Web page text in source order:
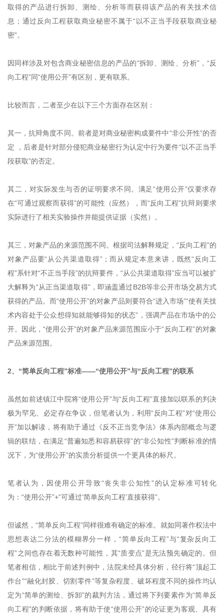
取得的产品进行拆卸、测绘、分析等而获得该产品的有关技术信
息；通过反向工程获取商业秘密不属于“以不正当手段获取商业秘
密”。
因同样涉及对包含商业秘密信息的产品的“拆卸、测绘、分析”，“反
向工程”同“使用公开”有区别，更有联系。
比较而言，二者至少在以下三个方面存在区别：
其一，抗辩角度不同。前者是对商业秘密构成要件中“非公开性”的否
定 ，后者是针对部分侵犯商业秘密行为认定中行为要件“以不正当手
段获取”的否定。
其二，对实际发生与否的证明要求不同。满足“使用公开”仅要求存
在“可通过观察而获得”的可能性（应然），而“反向工程”抗辩则要求
实际进行了相关实验操作并能提供证据（实然）。
其三，对象产品的来源范围不同。根据司法解释规定，“反向工程”的
对象产品要“从公共渠道取得”；而从规定本意来讲，既然“反向工
程”系针对“不正当手段”的抗辩要件，“从公共渠道取得”应当可以被扩
大解释为“从正当渠道取得”，即涵盖通过B2B等非公开市场交易方式
获得的产品。而“使用公开”的对象产品则要符合“进入市场”“使有关技
术内容处于公众想得知就能够得知的状态”，强调产品在市场中的公
开。因此，“使用公开”的对象产品来源范围应小于“反向工程”的对象
产品来源范围。
2、“简单反向工程”标准——“使用公开”与“反向工程”的联系
虽然如前述镇江中院将“使用公开”与“反向工程”直接加以联系的判决
极为罕见、必定存在争议，但笔者认为，利用“反向工程”对“使用公
开”加以解读，将有助于通过《反不正当竞争法》体系内部概念与逻
辑的联结，在满足“普遍知悉和容易获得”的“非公知性”判断标准的情
况下，为“使用公开”的实质分析提供一个更具体的标尺。
笔者认为，因使用公开导致“丧失非公知性”的认定标准可转化
为：“使用公开”+“可通过‘简单反向工程’直接获得”。
但诚然，“简单反向工程”同样很难有确定的标准。就如同著作权法中
思想表达二分法的模糊界分一样，“简单反向工程”与“复杂反向工
程”之间也存在着无数种可能性，其“质变点”是无法预先确定的。但
笔者相信，相比于前述判例中，法院未经具体分析，径行将“顶起工
作台”“融化封胶、切割零件”等复杂程度、破坏程度不同的操作均认
定为“简单的测绘、拆卸”的裁判方法，通过将下列要素作为“简单反
向工程”的判断依据，将有助于使“使用公开”的论证更为客观、具有